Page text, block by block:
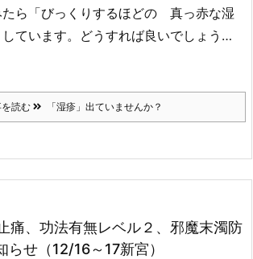
たら「びっくりするほどの 真っ赤な湿
ています。どうすれば良いでしょう…
読む 「湿疹」出ていませんか？
痛、功法有無レベル２、邪魔末濁防
らせ（12/16～17新宮）